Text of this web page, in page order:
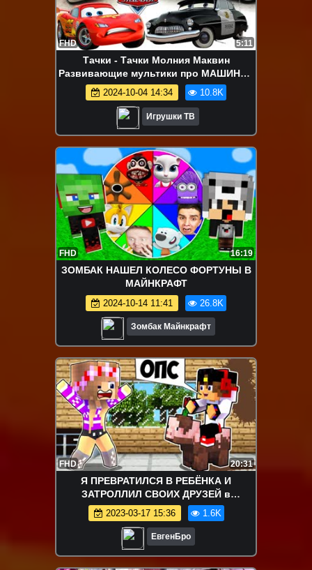
FHD 5:11
Тачки - Тачки Молния Маквин
Развивающие мультики про МАШИНКИ
для детей малышей Disney Cars
McQueen
2024-10-04 14:34 10.8K
Игрушки ТВ
FHD 16:19
ЗОМБАК НАШЕЛ КОЛЕСО ФОРТУНЫ В
МАЙНКРАФТ
2024-10-14 11:41 26.8K
Зомбак Майнкрафт
FHD 20:31
Я ПРЕВРАТИЛСЯ В РЕБЁНКА И
ЗАТРОЛЛИЛ СВОИХ ДРУЗЕЙ в
МАЙНКРАФТ ! ДЕВУШКА ВИДЕО
ТРОЛЛИНГ MINECRAFT
2023-03-17 15:36 1.6K
ЕвгенБро